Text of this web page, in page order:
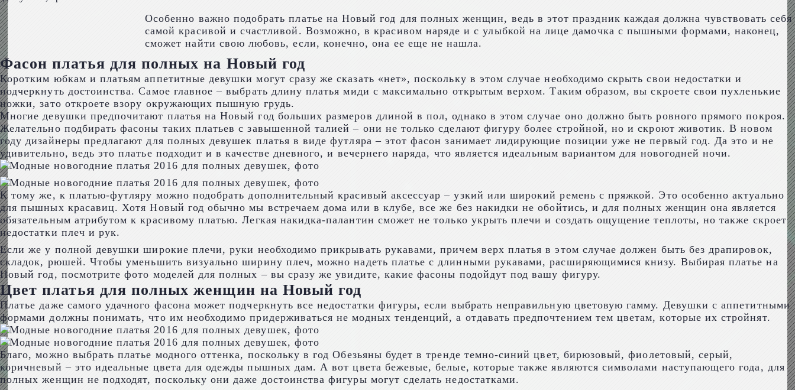
Особенно важно подобрать платье на Новый год для полных женщин, ведь в этот праздник каждая должна чувствовать себя
самой красивой и счастливой. Возможно, в красивом наряде и с улыбкой на лице дамочка с пышными формами, наконец,
сможет найти свою любовь, если, конечно, она ее еще не нашла.
Фасон платья для полных на Новый год
Коротким юбкам и платьям аппетитные девушки могут сразу же сказать «нет», поскольку в этом случае необходимо скрыть свои недостатки и
подчеркнуть достоинства. Самое главное – выбрать длину платья миди с максимально открытым верхом. Таким образом, вы скроете свои пухленькие
ножки, зато откроете взору окружающих пышную грудь.
Многие девушки предпочитают платья на Новый год больших размеров длиной в пол, однако в этом случае оно должно быть ровного прямого покроя.
Желательно подбирать фасоны таких платьев с завышенной талией – они не только сделают фигуру более стройной, но и скроют животик. В новом
году дизайнеры предлагают для полных девушек платья в виде футляра – этот фасон занимает лидирующие позиции уже не первый год. Да это и не
удивительно, ведь это платье подходит и в качестве дневного, и вечернего наряда, что является идеальным вариантом для новогодней ночи.
К тому же, к платью-футляру можно подобрать дополнительный красивый аксессуар – узкий или широкий ремень с пряжкой. Это особенно актуально
для пышных красавиц. Хотя Новый год обычно мы встречаем дома или в клубе, все же без накидки не обойтись, и для полных женщин она является
обязательным атрибутом к красивому платью. Легкая накидка-палантин сможет не только укрыть плечи и создать ощущение теплоты, но также скроет
недостатки плеч и рук.
Если же у полной девушки широкие плечи, руки необходимо прикрывать рукавами, причем верх платья в этом случае должен быть без драпировок,
складок, рюшей. Чтобы уменьшить визуально ширину плеч, можно надеть платье с длинными рукавами, расширяющимися книзу. Выбирая платье на
Новый год, посмотрите фото моделей для полных – вы сразу же увидите, какие фасоны подойдут под вашу фигуру.
Цвет платья для полных женщин на Новый год
Платье даже самого удачного фасона может подчеркнуть все недостатки фигуры, если выбрать неправильную цветовую гамму. Девушки с аппетитными
формами должны понимать, что им необходимо придерживаться не модных тенденций, а отдавать предпочтением тем цветам, которые их стройнят.
Благо, можно выбрать платье модного оттенка, поскольку в год Обезьяны будет в тренде темно-синий цвет, бирюзовый, фиолетовый, серый,
коричневый – это идеальные цвета для одежды пышных дам. А вот цвета бежевые, белые, которые также являются символами наступающего года, для
полных женщин не подходят, поскольку они даже достоинства фигуры могут сделать недостатками.